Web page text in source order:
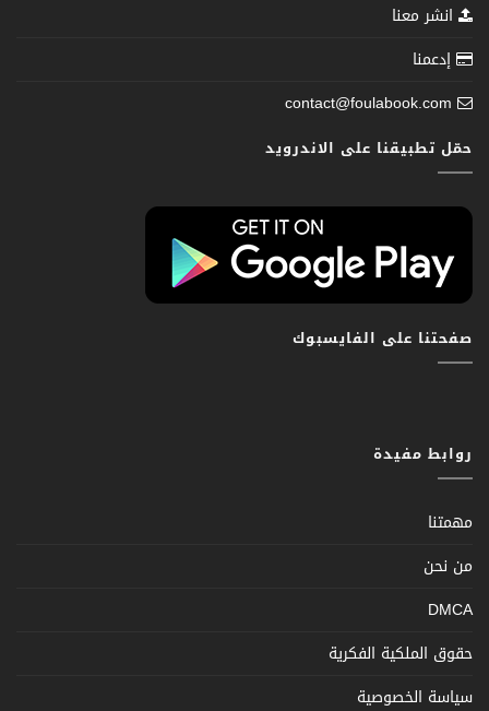
انشر معنا
إدعمنا
contact@foulabook.com
حمّل تطبيقنا على الاندرويد
صفحتنا على الفايسبوك
روابط مفيدة
مهمتنا
من نحن
DMCA
حقوق الملكية الفكرية
سياسة الخصوصية